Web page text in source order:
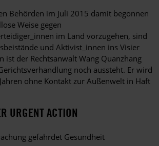
Behörden im Juli 2015 damit begonnen
Weise gegen
im Land vorzugehen, sind
und Aktivist_innen ins Visier
ist der Rechtsanwalt Wang Quanzhang
noch aussteht. Er wird
ohne Kontakt zur Außenwelt in Haft
URGENT ACTION
gefährdet Gesundheit